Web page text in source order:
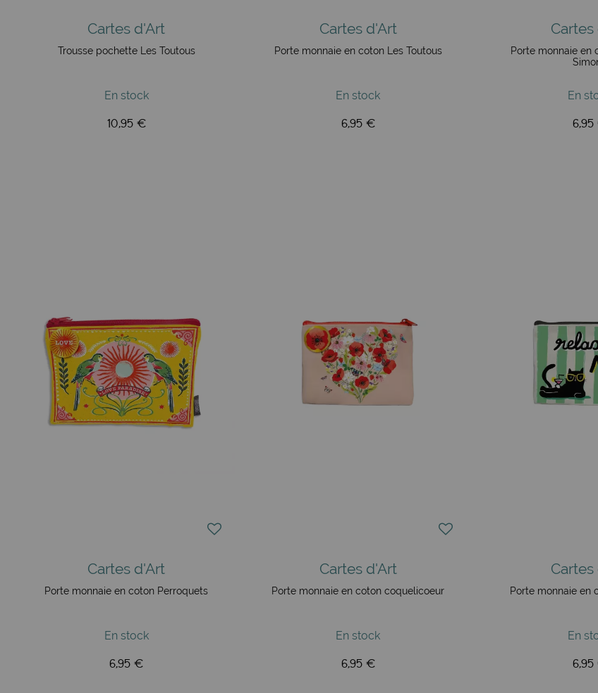
Cartes d'Art
Trousse pochette Les Toutous
En stock
10,95 €
Cartes d'Art
Porte monnaie en coton Les Toutous
En stock
6,95 €
Porte monnaie en
En
Cartes d'Art
Porte monnaie en coton Perroquets
En stock
6,95 €
Cartes d'Art
Porte monnaie en coton coquelicoeur
En stock
6,95 €
Porte monnaie en
En